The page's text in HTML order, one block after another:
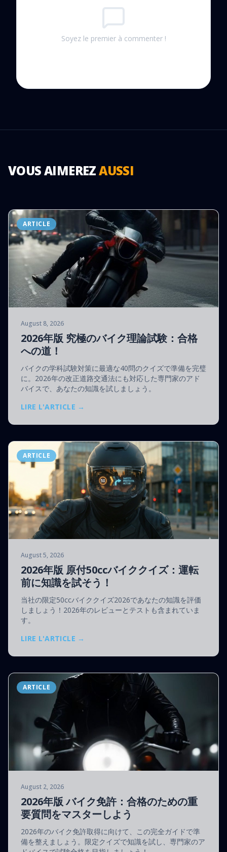
Soyez le premier à commenter !
VOUS AIMEREZAUSSI
ARTICLE
August 8, 2026
2026年版 究極のバイク理論試験：合格
への道！
バイクの学科試験対策に最適な40問のクイズで準備を完璧
に。2026年の改正道路交通法にも対応した専門家のアド
バイスで、あなたの知識を試しましょう。
LIRE L'ARTICLE →
ARTICLE
August 5, 2026
2026年版 原付50ccバイククイズ：運転
前に知識を試そう！
当社の限定50ccバイククイズ2026であなたの知識を評価
しましょう！2026年のレビューとテストも含まれていま
す。
LIRE L'ARTICLE →
ARTICLE
August 2, 2026
2026年版 バイク免許：合格のための重
要質問をマスターしよう
2026年のバイク免許取得に向けて、この完全ガイドで準
備を整えましょう。限定クイズで知識を試し、専門家のア